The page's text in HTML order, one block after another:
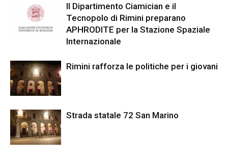
Il Dipartimento Ciamician e il
Tecnopolo di Rimini preparano
APHRODITE per la Stazione Spaziale
Internazionale
Rimini rafforza le politiche per i giovani
Strada statale 72 San Marino